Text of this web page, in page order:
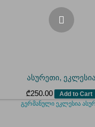
ასურეთი, ეკლესია
₾250.00 Add to Cart